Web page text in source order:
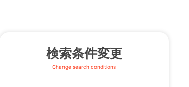
検索条件変更
Change search conditions